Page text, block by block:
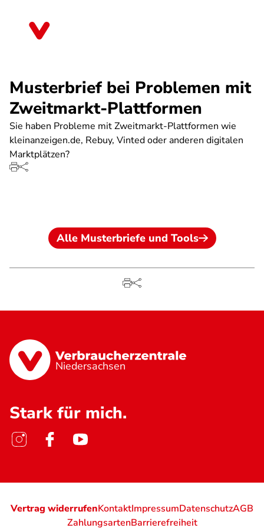
Musterbrief bei Problemen mit
Zweitmarkt-Plattformen
Sie haben Probleme mit Zweitmarkt-Plattformen wie
kleinanzeigen.de, Rebuy, Vinted oder anderen digitalen
Marktplätzen?
Alle Musterbriefe und Tools
Niedersachsen
Stark für mich.
Vertrag widerrufenKontaktImpressumDatenschutzAGB
ZahlungsartenBarrierefreiheit